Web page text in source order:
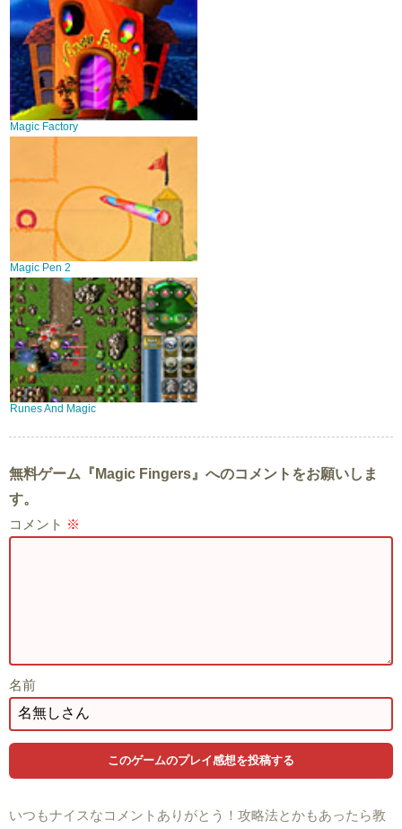
Magic Factory
Magic Pen 2
Runes And Magic
無料ゲーム『Magic Fingers』へのコメントをお願いしま
す。
コメント ※
名前
いつもナイスなコメントありがとう！攻略法とかもあったら教